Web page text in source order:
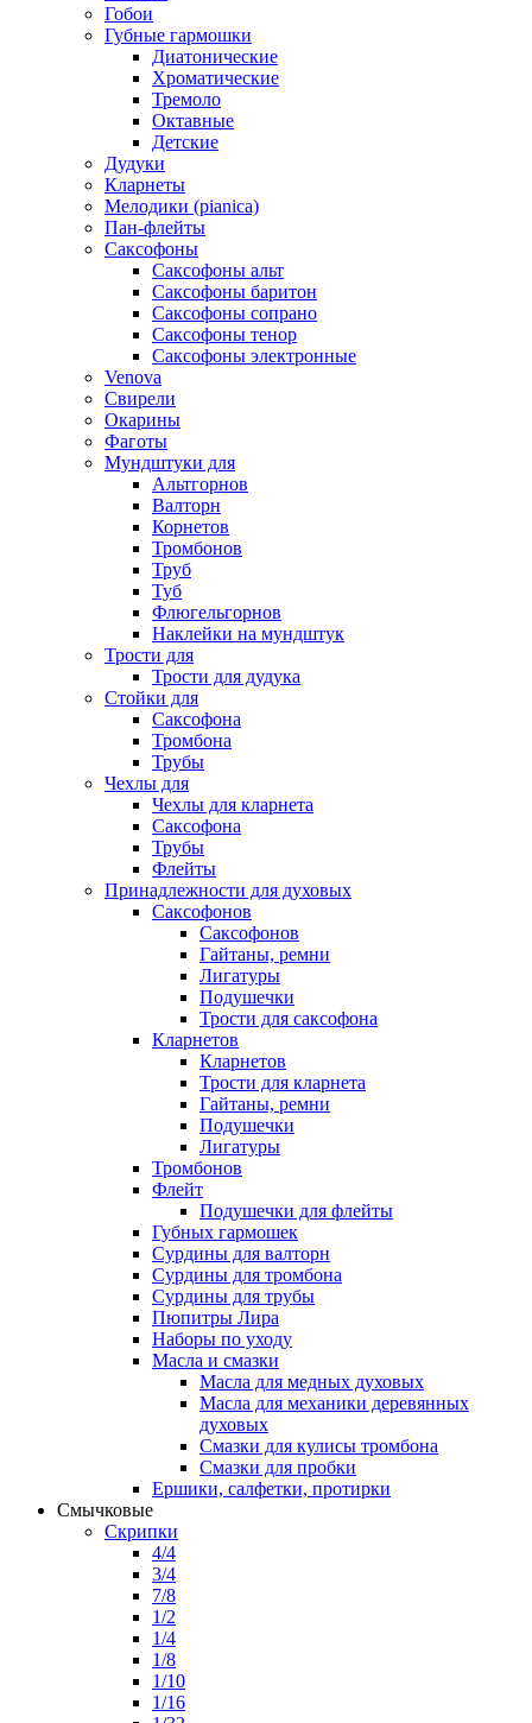
Гобои
Губные гармошки
Диатонические
Хроматические
Тремоло
Октавные
Детские
Дудуки
Кларнеты
Мелодики (pianica)
Пан-флейты
Саксофоны
Саксофоны альт
Саксофоны баритон
Саксофоны сопрано
Саксофоны тенор
Саксофоны электронные
Venova
Свирели
Окарины
Фаготы
Мундштуки для
Альтгорнов
Валторн
Корнетов
Тромбонов
Труб
Туб
Флюгельгорнов
Наклейки на мундштук
Трости для
Трости для дудука
Стойки для
Саксофона
Тромбона
Трубы
Чехлы для
Чехлы для кларнета
Саксофона
Трубы
Флейты
Принадлежности для духовых
Саксофонов
Саксофонов
Гайтаны, ремни
Лигатуры
Подушечки
Трости для саксофона
Кларнетов
Кларнетов
Трости для кларнета
Гайтаны, ремни
Подушечки
Лигатуры
Тромбонов
Флейт
Подушечки для флейты
Губных гармошек
Сурдины для валторн
Сурдины для тромбона
Сурдины для трубы
Пюпитры Лира
Наборы по уходу
Масла и смазки
Масла для медных духовых
Масла для механики деревянных
духовых
Смазки для кулисы тромбона
Смазки для пробки
Ершики, салфетки, протирки
Смычковые
Скрипки
4/4
3/4
7/8
1/2
1/4
1/8
1/10
1/16